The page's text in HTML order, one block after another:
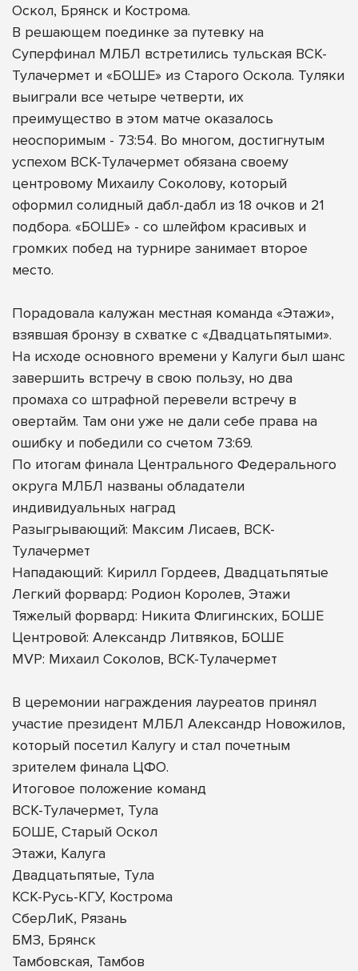
Оскол, Брянск и Кострома.
В решающем поединке за путевку на
Суперфинал МЛБЛ встретились тульская ВСК-
Тулачермет и «БОШЕ» из Старого Оскола. Туляки
выиграли все четыре четверти, их
преимущество в этом матче оказалось
неоспоримым - 73:54. Во многом, достигнутым
успехом ВСК-Тулачермет обязана своему
центровому Михаилу Соколову, который
оформил солидный дабл-дабл из 18 очков и 21
подбора. «БОШЕ» - со шлейфом красивых и
громких побед на турнире занимает второе
место.
Порадовала калужан местная команда «Этажи»,
взявшая бронзу в схватке с «Двадцатьпятыми».
На исходе основного времени у Калуги был шанс
завершить встречу в свою пользу, но два
промаха со штрафной перевели встречу в
овертайм. Там они уже не дали себе права на
ошибку и победили со счетом 73:69.
По итогам финала Центрального Федерального
округа МЛБЛ названы обладатели
индивидуальных наград
Разыгрывающий: Максим Лисаев, ВСК-
Тулачермет
Нападающий: Кирилл Гордеев, Двадцатьпятые
Легкий форвард: Родион Королев, Этажи
Тяжелый форвард: Никита Флигинских, БОШЕ
Центровой: Александр Литвяков, БОШЕ
MVP: Михаил Соколов, ВСК-Тулачермет
В церемонии награждения лауреатов принял
участие президент МЛБЛ Александр Новожилов,
который посетил Калугу и стал почетным
зрителем финала ЦФО.
Итоговое положение команд
ВСК-Тулачермет, Тула
БОШЕ, Старый Оскол
Этажи, Калуга
Двадцатьпятые, Тула
КСК-Русь-КГУ, Кострома
СберЛиК, Рязань
БМЗ, Брянск
Тамбовская, Тамбов